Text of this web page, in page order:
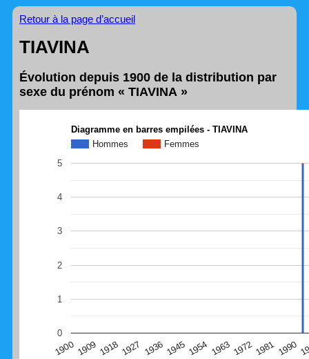
Retour à la page d’accueil
TIAVINA
Évolution depuis 1900 de la distribution par
sexe du prénom « TIAVINA »
Diagramme en barres empilées - TIAVINA
Hommes
Femmes
1900 1909 1918 1927 1936 1945 1954 1963 19721981 1990
0
1
2
3
4
5
navigateur Safari en ce moment)